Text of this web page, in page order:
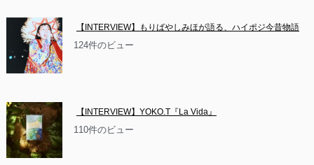
【INTERVIEW】もりばやしみほが語る、ハイポジ今昔物語
124件のビュー
【INTERVIEW】YOKO.T『La Vida』
110件のビュー